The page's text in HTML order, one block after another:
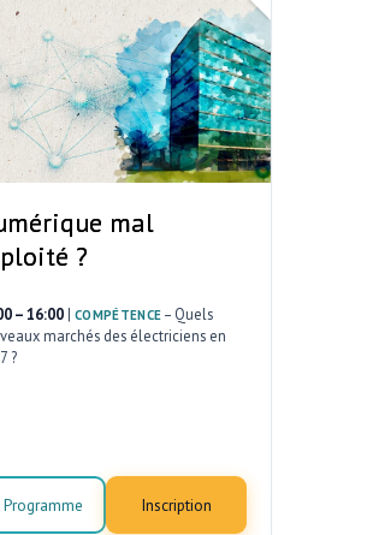
mal
?
– 16:00 | COMPÉTENCE – Quels
marchés des électriciens en
?
Inscription